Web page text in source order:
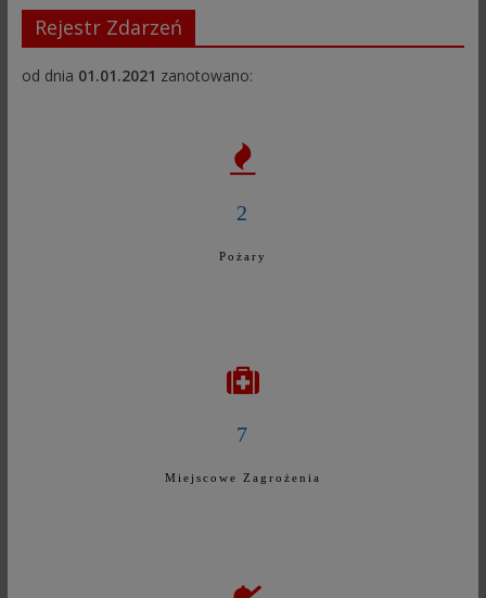
Rejestr Zdarzeń
od dnia 01.01.2021 zanotowano:
2
Pożary
7
Miejscowe Zagrożenia